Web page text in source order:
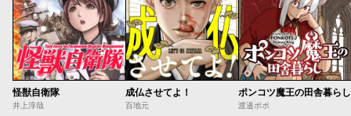
怪獣自衛隊
井上淳哉
成仏させてよ！
百地元
ポンコツ魔王の田舎暮らし
渡邉ポポ